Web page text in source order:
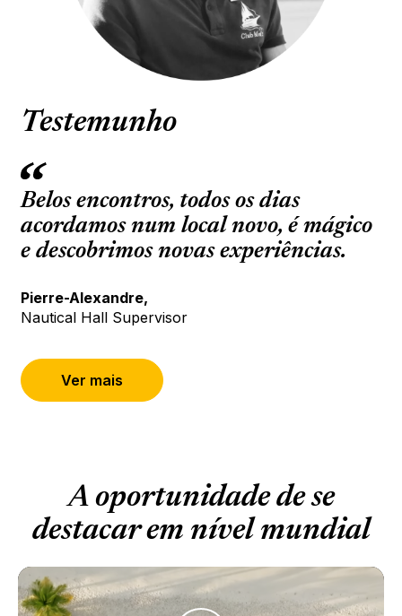
Testemunho
Belos encontros, todos os dias
acordamos num local novo, é mágico
e descobrimos novas experiências.
Pierre-Alexandre,
Nautical Hall Supervisor
Ver mais
A oportunidade de se
destacar em nível mundial